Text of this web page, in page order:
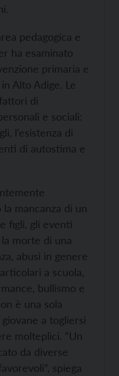
pedagogica e
ha esaminato
primaria e
Alto Adige. Le
di
e sociali:
l’esistenza di
di autostima e
mancanza di un
figli, gli eventi
morte di una
abusi in genere
a scuola,
bullismo e
è una sola
a togliersi
molteplici. “Un
da diverse
spiega